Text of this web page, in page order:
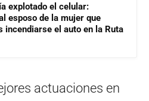
explotado el celular:
esposo de la mujer que
incendiarse el auto en la Ruta
actuaciones en